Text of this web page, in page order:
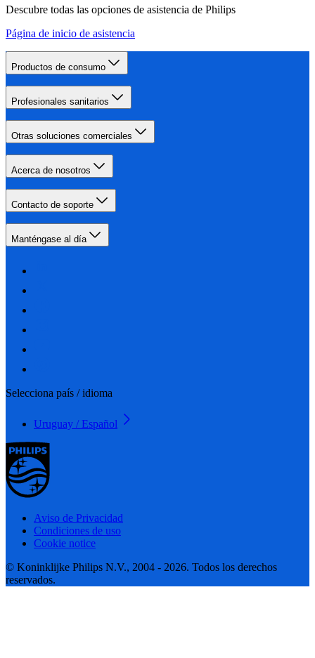
Descubre todas las opciones de asistencia de Philips
Página de inicio de asistencia
Productos de consumo
Profesionales sanitarios
Otras soluciones comerciales
Acerca de nosotros
Contacto de soporte
Manténgase al día
Selecciona país / idioma
Uruguay / Español
Aviso de Privacidad
Condiciones de uso
Cookie notice
© Koninklijke Philips N.V., 2004 - 2026. Todos los derechos
reservados.